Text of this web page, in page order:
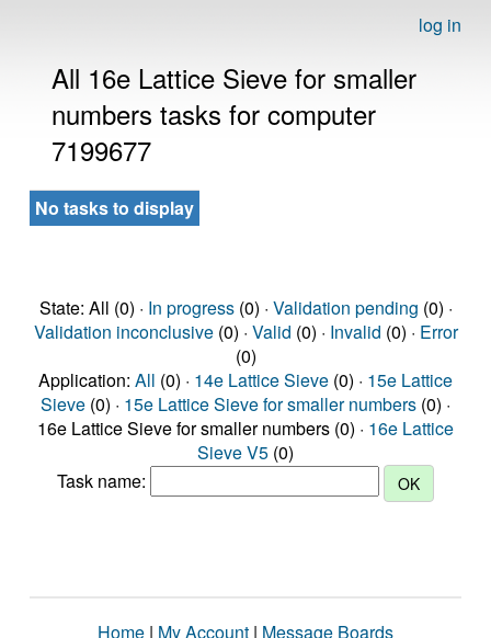
log in
All 16e Lattice Sieve for smaller
numbers tasks for computer
7199677
No tasks to display
State: All (0) · In progress(0) · Validation pending (0) ·
Validation inconclusive(0) · Valid (0) · Invalid (0) · Error
(0)
Application: All (0) · 14e Lattice Sieve (0) · 15e Lattice
Sieve (0) · 15e Lattice Sieve for smaller numbers (0) ·
16e Lattice Sieve for smaller numbers (0) · 16e Lattice
Sieve V5 (0)
Task name:
Home | My Account | Message Boards